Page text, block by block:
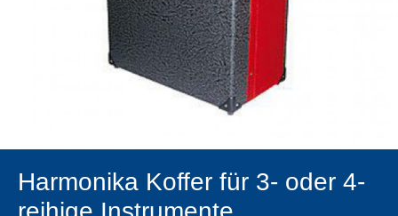
Harmonika Koffer für 3- oder 4-